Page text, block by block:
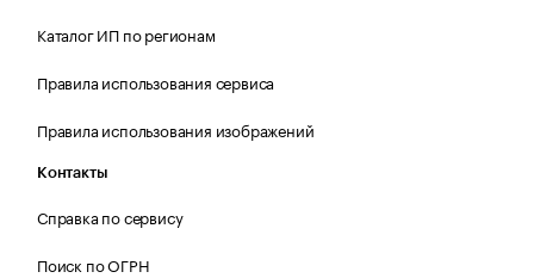
Каталог ИП по регионам
Правила использования сервиса
Правила использования изображений
Контакты
Справка по сервису
Поиск по ОГРН